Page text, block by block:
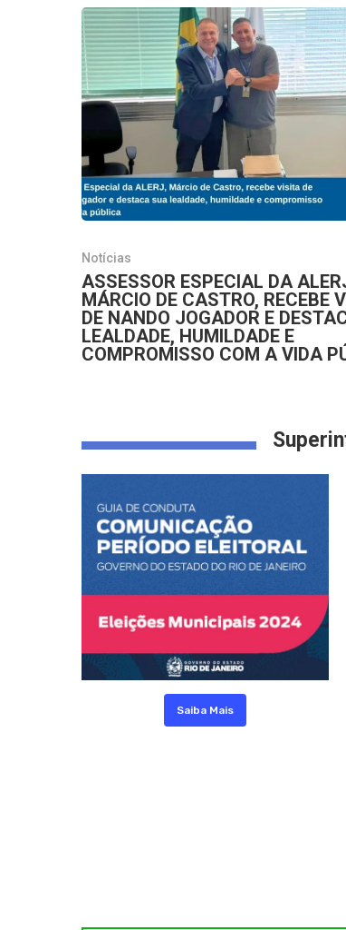
Notícias
ASSESSOR ESPECIAL DA
MÁRCIO DE CASTRO, RECEBE
DE NANDO JOGADOR E
LEALDADE, HUMILDADE E
COMPROMISSO COM A VIDA
Saiba Mais